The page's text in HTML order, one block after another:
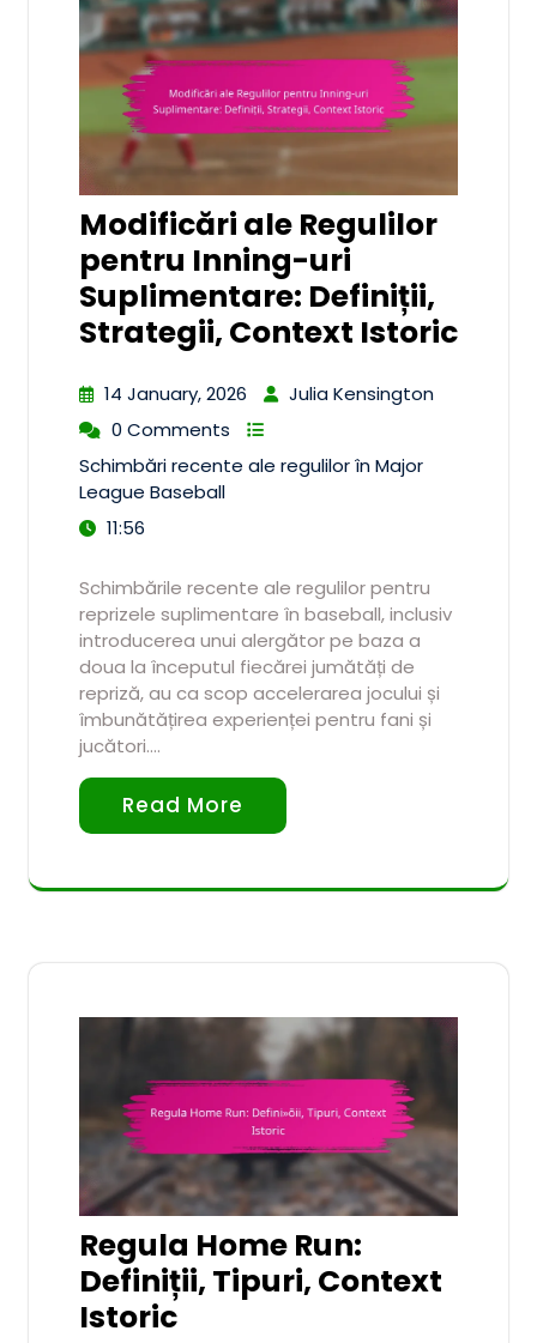
Modificări ale Regulilor
pentru Inning-uri
Suplimentare: Definiții,
Strategii, Context Istoric
14 January, 2026
Julia Kensington
0 Comments
Schimbări recente ale regulilor în Major
League Baseball
11:56
Schimbările recente ale regulilor pentru
reprizele suplimentare în baseball, inclusiv
introducerea unui alergător pe baza a
doua la începutul fiecărei jumătăți de
repriză, au ca scop accelerarea jocului și
îmbunătățirea experienței pentru fani și
jucători.…
Read More
Regula Home Run:
Definiții, Tipuri, Context
Istoric